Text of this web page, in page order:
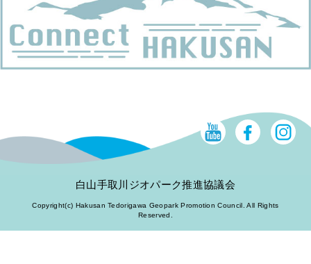
白山手取川ジオパーク推進協議会
Copyright(c) Hakusan Tedorigawa Geopark Promotion Council. All Rights
Reserved.